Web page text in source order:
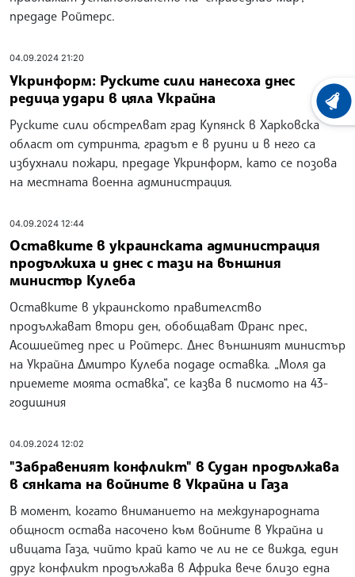
предаде Ройтерс.
04.09.2024 21:20
Укринформ: Руските сили нанесоха днес
редица удари в цяла Украйна
Руските сили обстрелват град Купянск в Харковска
област от сутринта, градът е в руини и в него са
избухнали пожари, предаде Укринформ, като се позова
на местната военна администрация.
04.09.2024 12:44
Оставките в украинската администрация
продължиха и днес с тази на външния
министър Кулеба
Оставките в украинското правителство
продължават втори ден, обобщават Франс прес,
Асошиейтед прес и Ройтерс. Днес външният министър
на Украйна Дмитро Кулеба подаде оставка. „Моля да
приемете моята оставка“, се казва в писмото на 43-
годишния
04.09.2024 12:02
"Забравеният конфликт" в Судан продължава
в сянката на войните в Украйна и Газа
В момент, когато вниманието на международната
общност остава насочено към войните в Украйна и
ивицата Газа, чийто край като че ли не се вижда, един
друг конфликт продължава в Африка вече близо една